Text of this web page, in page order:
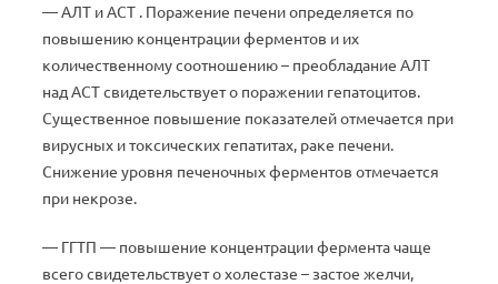
— АЛТ и АСТ . Поражение печени определяется по
повышению концентрации ферментов и их
количественному соотношению – преобладание АЛТ
над АСТ свидетельствует о поражении гепатоцитов.
Существенное повышение показателей отмечается при
вирусных и токсических гепатитах, раке печени.
Снижение уровня печеночных ферментов отмечается
при некрозе.
— ГГТП — повышение концентрации фермента чаще
всего свидетельствует о холестазе – застое желчи,